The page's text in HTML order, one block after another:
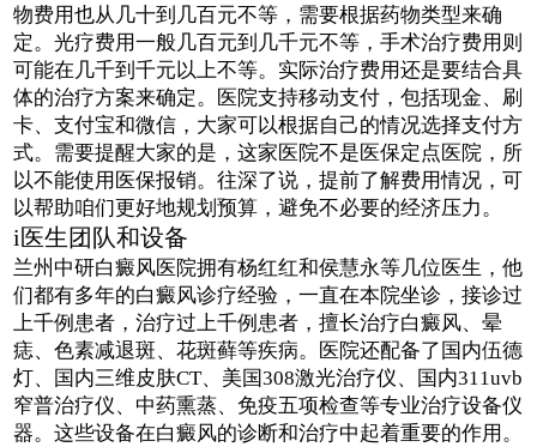
物费用也从几十到几百元不等，需要根据药物类型来确
定。光疗费用一般几百元到几千元不等，手术治疗费用则
可能在几千到千元以上不等。实际治疗费用还是要结合具
体的治疗方案来确定。医院支持移动支付，包括现金、刷
卡、支付宝和微信，大家可以根据自己的情况选择支付方
式。需要提醒大家的是，这家医院不是医保定点医院，所
以不能使用医保报销。往深了说，提前了解费用情况，可
以帮助咱们更好地规划预算，避免不必要的经济压力。
i医生团队和设备
兰州中研白癜风医院拥有杨红红和侯慧永等几位医生，他
们都有多年的白癜风诊疗经验，一直在本院坐诊，接诊过
上千例患者，治疗过上千例患者，擅长治疗白癜风、晕
痣、色素减退斑、花斑藓等疾病。医院还配备了国内伍德
灯、国内三维皮肤CT、美国308激光治疗仪、国内311uvb
窄普治疗仪、中药熏蒸、免疫五项检查等专业治疗设备仪
器。这些设备在白癜风的诊断和治疗中起着重要的作用。